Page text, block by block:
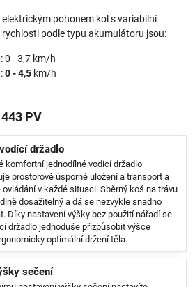
pohonem kol s variabilní
podle typu akumulátoru jsou:
0 - 3,7 km/h
0 - 4,5 km/h
PV
držadlo
komfortní jednodílné vodicí držadlo
prostorově úsporné uložení a transport a
ovládání v každé situaci. Sběrný koš na trávu
dosažitelný a dá se nezvykle snadno
Díky nastavení výšky bez použití nářadí se
držadlo jednoduše přizpůsobit výšce
optimální držení těla.
sečení